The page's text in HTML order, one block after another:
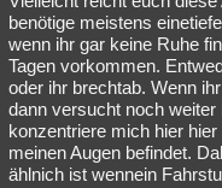
benötige meistens
wenn ihr gar keine Ruhe
Tagen vorkommen.
oder ihr brechtab. Wenn
dann versucht noch
konzentriere mich hier
meinen Augen befindet.
ählnich ist wennein